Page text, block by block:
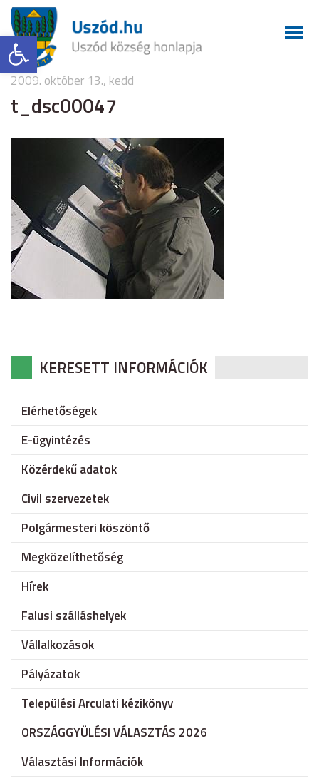
Eszköztár megnyitása
2009. október 13., kedd
t_dsc00047
KERESETT INFORMÁCIÓK
Elérhetőségek
E-ügyintézés
Közérdekű adatok
Civil szervezetek
Polgármesteri köszöntő
Megközelíthetőség
Hírek
Falusi szálláshelyek
Vállalkozások
Pályázatok
Települési Arculati kézikönyv
ORSZÁGGYÜLÉSI VÁLASZTÁS 2026
Választási Információk